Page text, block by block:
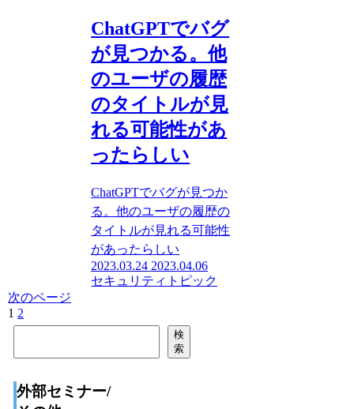
ChatGPTでバグ
が見つかる。他
のユーザの履歴
のタイトルが見
れる可能性があ
ったらしい
ChatGPTでバグが見つか
る。他のユーザの履歴の
タイトルが見れる可能性
があったらしい
2023.03.24 2023.04.06
セキュリティトピック
次のページ
1 2
へ
検
索
外部セミナー/